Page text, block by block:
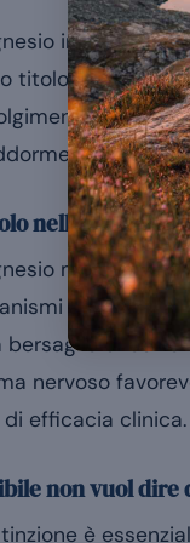
interviene
titolo l’EFSA
nervoso
nell’equilibrio
modula
associati al
bersaglio di certe
nervoso
di efficacia clinica.
non vuol dire
è